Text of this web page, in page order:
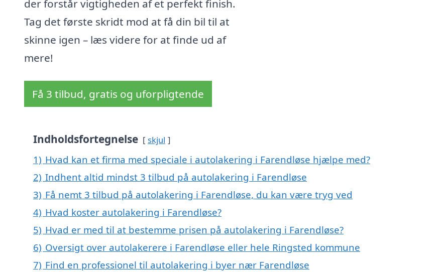
der forstår vigtigheden af et perfekt finish.
Tag det første skridt mod at få din bil til at
skinne igen – læs videre for at finde ud af
mere!
Få 3 tilbud, gratis og uforpligtende
Indholdsfortegnelse skjul
1) Hvad kan et firma med speciale i autolakering i Farendløse hjælpe med?
2) Indhent altid mindst 3 tilbud på autolakering i Farendløse
3) Få nemt 3 tilbud på autolakering i Farendløse, du kan være tryg ved
4) Hvad koster autolakering i Farendløse?
5) Hvad er med til at bestemme prisen på autolakering i Farendløse?
6) Oversigt over autolakerere i Farendløse eller hele Ringsted kommune
7) Find en professionel til autolakering i byer nær Farendløse